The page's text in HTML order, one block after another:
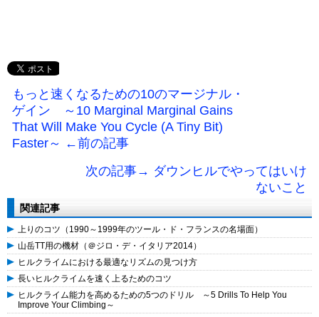
もっと速くなるための10のマージナル・
ゲイン ～10 Marginal Marginal Gains
That Will Make You Cycle (A Tiny Bit)
Faster～ ←前の記事
次の記事→ ダウンヒルでやってはいけ
ないこと
関連記事
上りのコツ（1990～1999年のツール・ド・フランスの名場面）
山岳TT用の機材（＠ジロ・デ・イタリア2014）
ヒルクライムにおける最適なリズムの見つけ方
長いヒルクライムを速く上るためのコツ
ヒルクライム能力を高めるための5つのドリル ～5 Drills To Help You
Improve Your Climbing～